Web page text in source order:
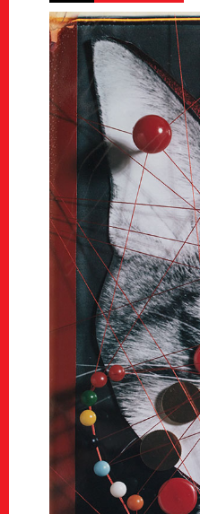
ツアー
Others
スポンサー
KG
KGフレンズ
Press
プレス